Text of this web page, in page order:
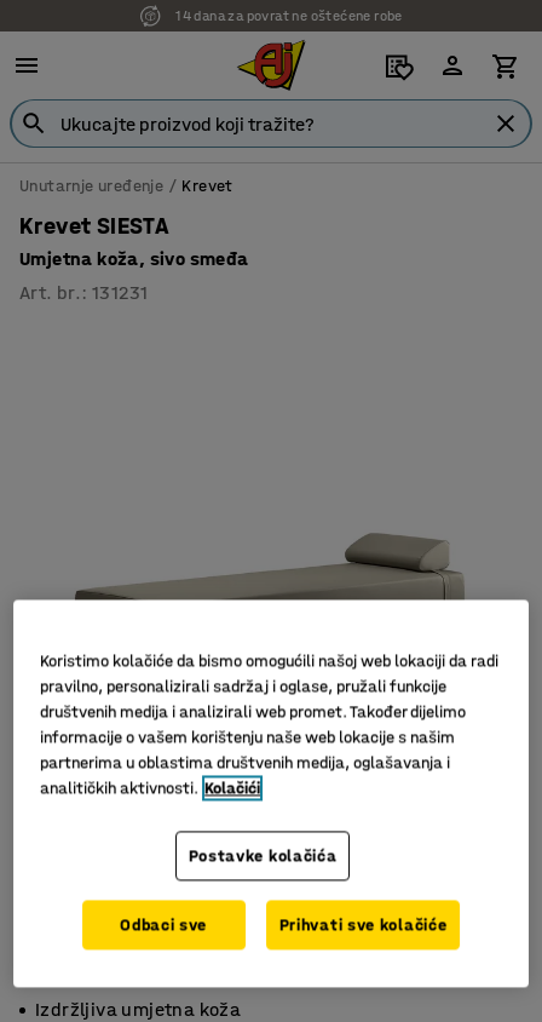
Unutarnje uređenje Krevet
Krevet SIESTA
Umjetna koža, sivo smeđa
Art. br. :131231
Moderan dizajn
Izdržljiva umjetna koža
Koristimo kolačiće da bismo omogućili našoj web lokaciji da radi
pravilno, personalizirali sadržaj i oglase, pružali funkcije
društvenih medija i analizirali web promet. Također dijelimo
informacije o vašem korištenju naše web lokacije s našim
partnerima u oblastima društvenih medija, oglašavanja i
analitičkih aktivnosti. Kolačići
Postavke kolačića
Odbaci sve Prihvati sve kolačiće